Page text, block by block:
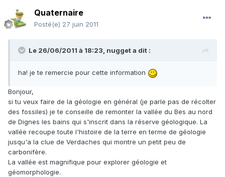
Quaternaire
Posté(e) 27 juin 2011
Le 26/06/2011 à 18:23, nugget a dit :
ha! je te remercie pour cette information
Bonjour,
si tu veux faire de la géologie en général (je parle pas de récolter
des fossiles) je te conseille de remonter la vallée du Bes au nord
de Dignes les bains qui s'inscrit dans la réserve géologique. La
vallée recoupe toute l'histoire de la terre en terme de géologie
jusqu'a la clue de Verdaches qui montre un petit peu de
carbonifère.
La vallée est magnifique pour explorer géologie et
géomorphologie.